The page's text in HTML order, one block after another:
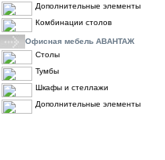
Дополнительные элементы
Комбинации столов
Офисная мебель АВАНТАЖ
Столы
Тумбы
Шкафы и стеллажи
Дополнительные элементы